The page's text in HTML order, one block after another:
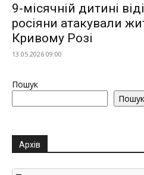
9-місячній дитині
росіяни атакували
Кривому Розі
13.05.2026 09:00
Пошук
Пошук
Архів